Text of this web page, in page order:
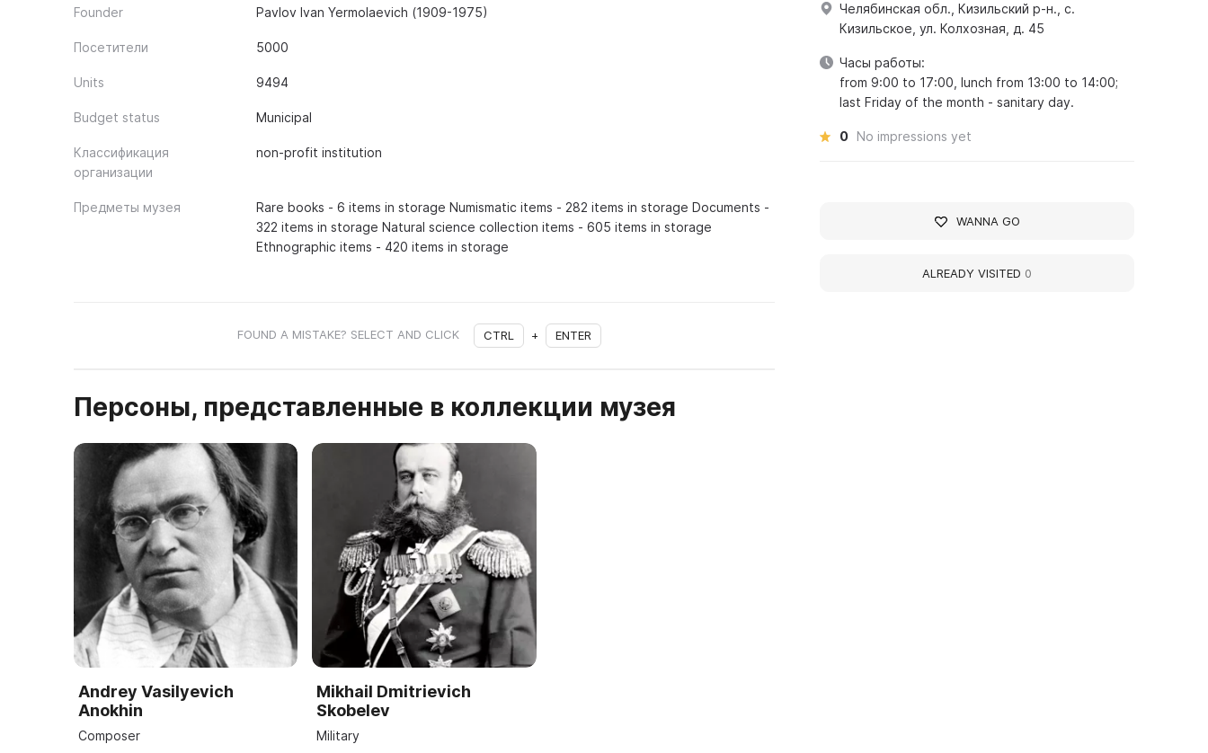
Founder Pavlov Ivan Yermolaevich (1909-1975)
Посетители 5000
Units 9494
Budget status Municipal
Классификация
организации
non-profit institution
Предметы музея
Rare books - 6 items in storage Numismatic items - 282 items in storage Documents -
322 items in storage Natural science collection items - 605 items in storage
Ethnographic items - 420 items in storage
FOUND A MISTAKE? SELECT AND CLICK CTRL + ENTER
Персоны, представленные в коллекции музея
Andrey Vasilyevich
Anokhin
Composer
Mikhail Dmitrievich
Skobelev
Military
Челябинская обл., Кизильский р-н., с.
Кизильское, ул. Колхозная, д. 45
Часы работы:
from 9:00 to 17:00, lunch from 13:00 to 14:00;
last Friday of the month - sanitary day.
0 No impressions yet
WANNA GO
ALREADY VISITED 0